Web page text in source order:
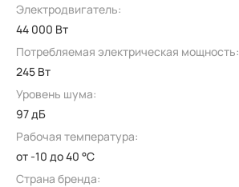
Электродвигатель:
44 000 Вт
Потребляемая электрическая мощность:
245 Вт
Уровень шума:
97 дБ
Рабочая температура:
от -10 до 40 °C
Страна бренда: